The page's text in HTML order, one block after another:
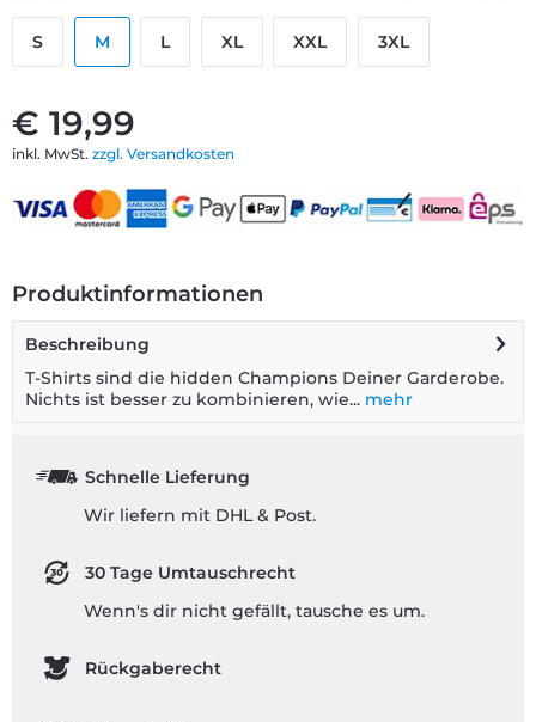
€ 19,99
inkl. MwSt. zzgl. Versandkosten
S M L XL XXL 3XL
Produktinformationen
Beschreibung
T-Shirts sind die hidden Champions Deiner Garderobe.
Nichts ist besser zu kombinieren, wie... mehr
Schnelle Lieferung
Wir liefern mit DHL & Post.
30 Tage Umtauschrecht
Wenn's dir nicht gefällt, tausche es um.
Rückgaberecht